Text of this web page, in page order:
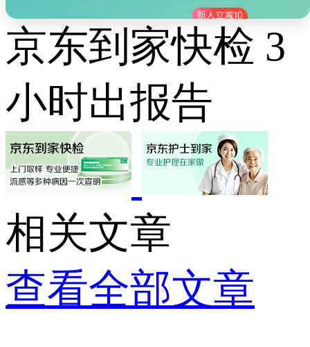
京东到家快检 3
小时出报告
相关文章
查看全部文章